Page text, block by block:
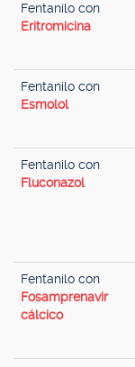
Fentanilo con
Eritromicina
Fentanilo con
Esmolol
Fentanilo con
Fluconazol
Fentanilo con
Fosamprenavir
cálcico